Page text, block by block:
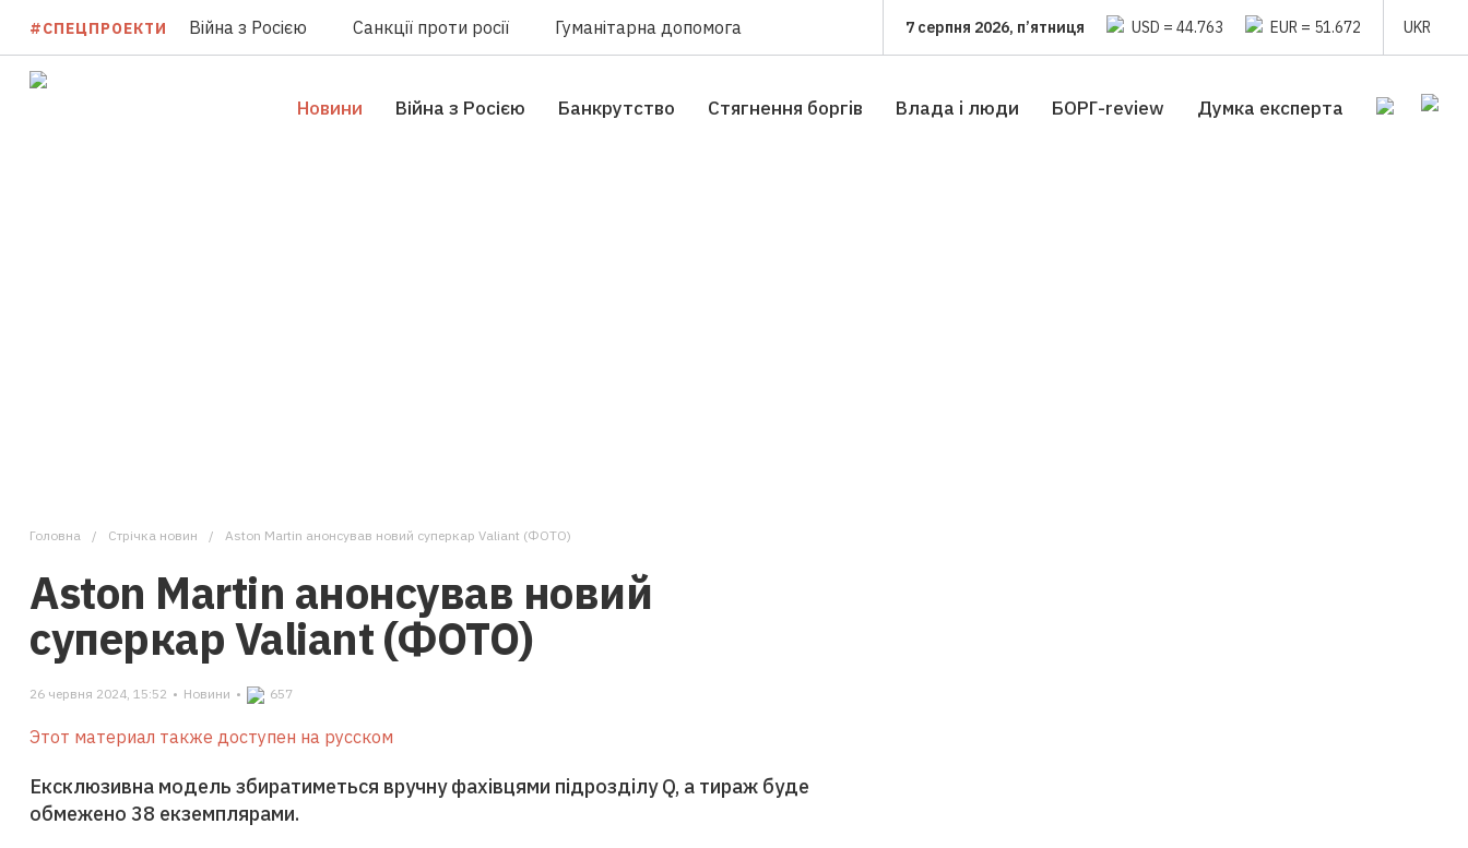
#СПЕЦПРОЕКТИ Війна з Росією Санкції проти росії Гуманітарна допомога 7 серпня 2026, п’ятниця USD = 44.763 EUR = 51.672 UKR
Новини Війна з Росією Банкрутство Стягнення боргiв Влада i люди БОРГ-review Думка експерта
Головна Стрічка новин Aston Martin анонсував новий суперкар Valiant (ФОТО)
Aston Martin анонсував новий
суперкар Valiant (ФОТО)
26 червня 2024, 15:52 • Новини • 657
Этот материал также доступен на русском
Ексклюзивна модель збиратиметься вручну фахівцями підрозділу Q, а тираж буде
обмежено 38 екземплярами.